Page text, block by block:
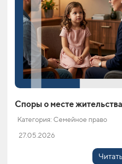
Споры о месте
Категория: Семейное право
27.05.2026
Читать